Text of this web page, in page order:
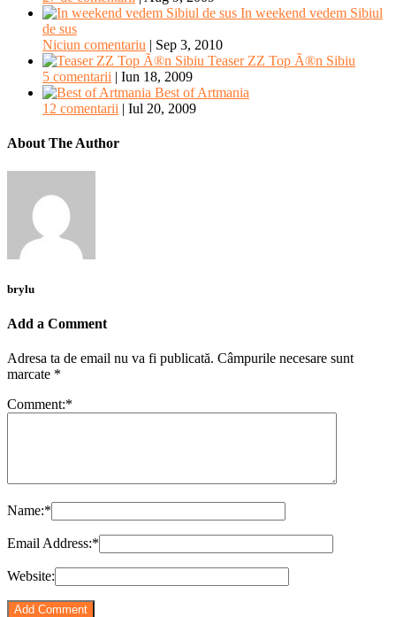
In weekend vedem Sibiul
de sus
Niciun comentariu | Sep 3, 2010
Teaser ZZ Top Ã®n Sibiu
5 comentarii | Iun 18, 2009
Best of Artmania
12 comentarii | Iul 20, 2009
About The Author
brylu
Add a Comment
Adresa ta de email nu va fi publicată. Câmpurile necesare sunt
marcate *
Comment:*
Name:*
Email Address:*
Website: